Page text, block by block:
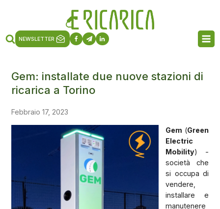
NEWSLETTER
Gem: installate due nuove stazioni di
ricarica a Torino
Febbraio 17, 2023
Gem (Green
Electric
Mobility) -
società che
si occupa di
vendere,
installare e
manutenere